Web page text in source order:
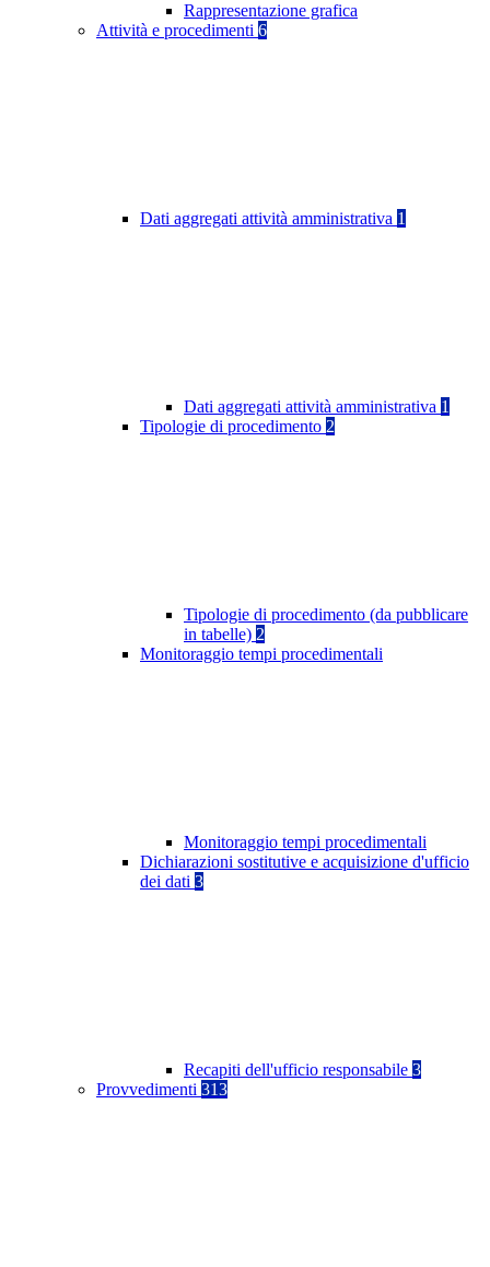
Rappresentazione grafica
Attività e procedimenti 6
Dati aggregati attività amministrativa 1
Dati aggregati attività amministrativa 1
Tipologie di procedimento 2
Tipologie di procedimento (da pubblicare
in tabelle) 2
Monitoraggio tempi procedimentali
Monitoraggio tempi procedimentali
Dichiarazioni sostitutive e acquisizione d'ufficio
dei dati 3
Recapiti dell'ufficio responsabile 3
Provvedimenti 313